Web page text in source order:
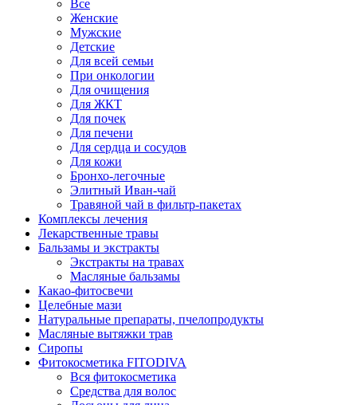
Все
Женские
Мужские
Детские
Для всей семьи
При онкологии
Для очищения
Для ЖКТ
Для почек
Для печени
Для сердца и сосудов
Для кожи
Бронхо-легочные
Элитный Иван-чай
Травяной чай в фильтр-пакетах
Комплексы лечения
Лекарственные травы
Бальзамы и экстракты
Экстракты на травах
Масляные бальзамы
Какао-фитосвечи
Целебные мази
Натуральные препараты, пчелопродукты
Масляные вытяжки трав
Сиропы
Фитокосметика FITODIVA
Вся фитокосметика
Средства для волос